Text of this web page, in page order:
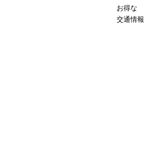
お得な
交通情報